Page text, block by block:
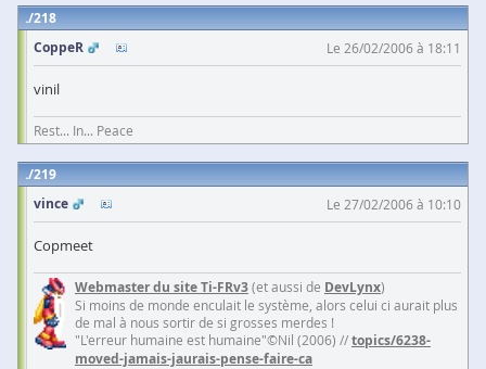
218
CoppeR
Le 26/02/2006 à 18:11
vinil
Rest... In... Peace
219
vince
Le 27/02/2006 à 10:10
Copmeet
Webmaster du site Ti-FRv3(et aussi de DevLynx)
Si moins de monde enculait le système, alors celui ci aurait plus
de mal à nous sortir de si grosses merdes !
"L'erreur humaine est humaine"©Nil (2006) //topics/6238-
moved-jamais-jaurais-pense-faire-ca